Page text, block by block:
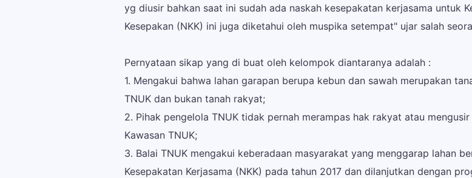
yg diusir bahkan saat ini sudah ada naskah kesepakatan kerjasama untuk
Kesepakan (NKK) ini juga diketahui oleh muspika setempat" ujar salah
Pernyataan sikap yang di buat oleh kelompok diantaranya adalah :
1. Mengakui bahwa lahan garapan berupa kebun dan sawah merupakan
TNUK dan bukan tanah rakyat;
2. Pihak pengelola TNUK tidak pernah merampas hak rakyat atau
Kawasan TNUK;
3. Balai TNUK mengakui keberadaan masyarakat yang menggarap lahan
Kesepakatan Kerjasama (NKK) pada tahun 2017 dan dilanjutkan dengan